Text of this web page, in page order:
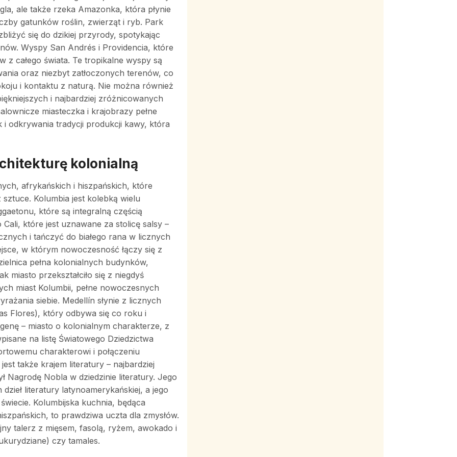
ale także rzeka Amazonka, która płynie
gatunków roślin, zwierząt i ryb. Park
się do dzikiej przyrody, spotykając
Wyspy San Andrés i Providencia, które
z całego świata. Te tropikalne wyspy są
oraz niezbyt zatłoczonych terenów, co
i kontaktu z naturą. Nie można również
i najbardziej zróżnicowanych
miasteczka i krajobrazy pełne
i odkrywania tradycji produkcji kawy, która
kolonialną
afrykańskich i hiszpańskich, które
Kolumbia jest kolebką wielu
które są integralną częścią
które jest uznawane za stolicę salsy –
i tańczyć do białego rana w licznych
w którym nowoczesność łączy się z
pełna kolonialnych budynków,
miasto przekształciło się z niegdyś
miast Kolumbii, pełne nowoczesnych
siebie. Medellín słynie z licznych
Flores), który odbywa się co roku i
– miasto o kolonialnym charakterze, z
na listę Światowego Dziedzictwa
charakterowi i połączeniu
także krajem literatury – najbardziej
Nagrodę Nobla w dziedzinie literatury. Jego
literatury latynoamerykańskiej, a jego
Kolumbijska kuchnia, będąca
to prawdziwa uczta dla zmysłów.
talerz z mięsem, fasolą, ryżem, awokado i
czy tamales.